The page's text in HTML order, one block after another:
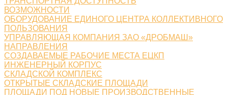
ВОЗМОЖНОСТИ
ОБОРУДОВАНИЕ ЕДИНОГО ЦЕНТРА КОЛЛЕКТИВНОГО
ПОЛЬЗОВАНИЯ
УПРАВЛЯЮЩАЯ КОМПАНИЯ ЗАО «ДРОБМАШ»
НАПРАВЛЕНИЯ
СОЗДАВАЕМЫЕ РАБОЧИЕ МЕСТА ЕЦКП
ИНЖЕНЕРНЫЙ КОРПУС
СКЛАДСКОЙ КОМПЛЕКС
ОТКРЫТЫЕ СКЛАДСКИЕ ПЛОЩАДИ
ПЛОЩАДИ ПОД НОВЫЕ ПРОИЗВОДСТВЕННЫЕ